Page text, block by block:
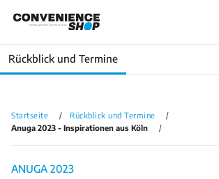
Rückblick und Termine
Startseite
Rückblick und Termine
Anuga 2023 - Inspirationen aus Köln
ANUGA 2023